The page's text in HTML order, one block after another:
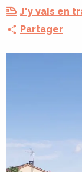
J'y vais en
Partager